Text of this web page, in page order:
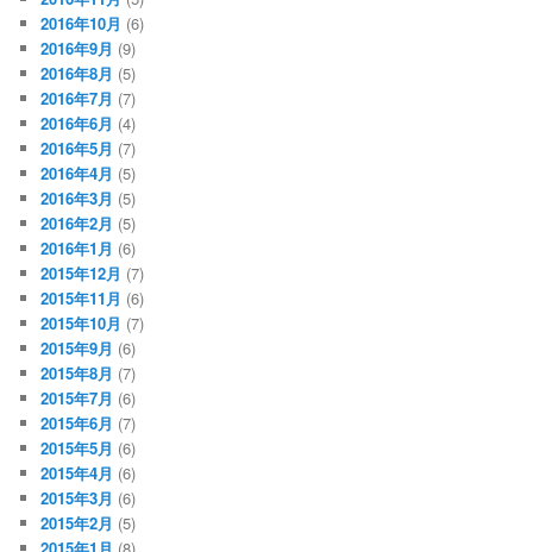
2016年10月 (6)
2016年9月 (9)
2016年8月 (5)
2016年7月 (7)
2016年6月 (4)
2016年5月 (7)
2016年4月 (5)
2016年3月 (5)
2016年2月 (5)
2016年1月 (6)
2015年12月 (7)
2015年11月 (6)
2015年10月 (7)
2015年9月 (6)
2015年8月 (7)
2015年7月 (6)
2015年6月 (7)
2015年5月 (6)
2015年4月 (6)
2015年3月 (6)
2015年2月 (5)